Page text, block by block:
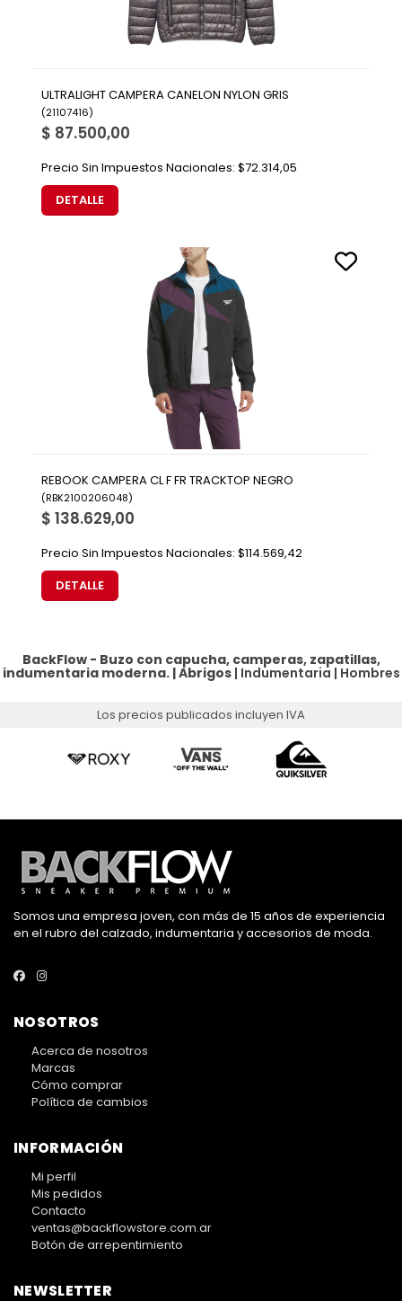
ULTRALIGHT CAMPERA CANELON NYLON GRIS
(21107416)
$ 87.500,00
Precio Sin Impuestos Nacionales: $72.314,05
DETALLE
REBOOK CAMPERA CL F FR TRACKTOP NEGRO
(RBK2100206048)
$ 138.629,00
Precio Sin Impuestos Nacionales: $114.569,42
DETALLE
BackFlow - Buzo con capucha, camperas, zapatillas,
indumentaria moderna. |Abrigos| Indumentaria | Hombres
Los precios publicados incluyen IVA
Somos una empresa joven, con más de 15 años de experiencia
en el rubro del calzado, indumentaria y accesorios de moda.
NOSOTROS
Acerca de nosotros
Marcas
Cómo comprar
Política de cambios
INFORMACIÓN
Mi perfil
Mis pedidos
Contacto
ventas@backflowstore.com.ar
Botón de arrepentimiento
NEWSLETTER